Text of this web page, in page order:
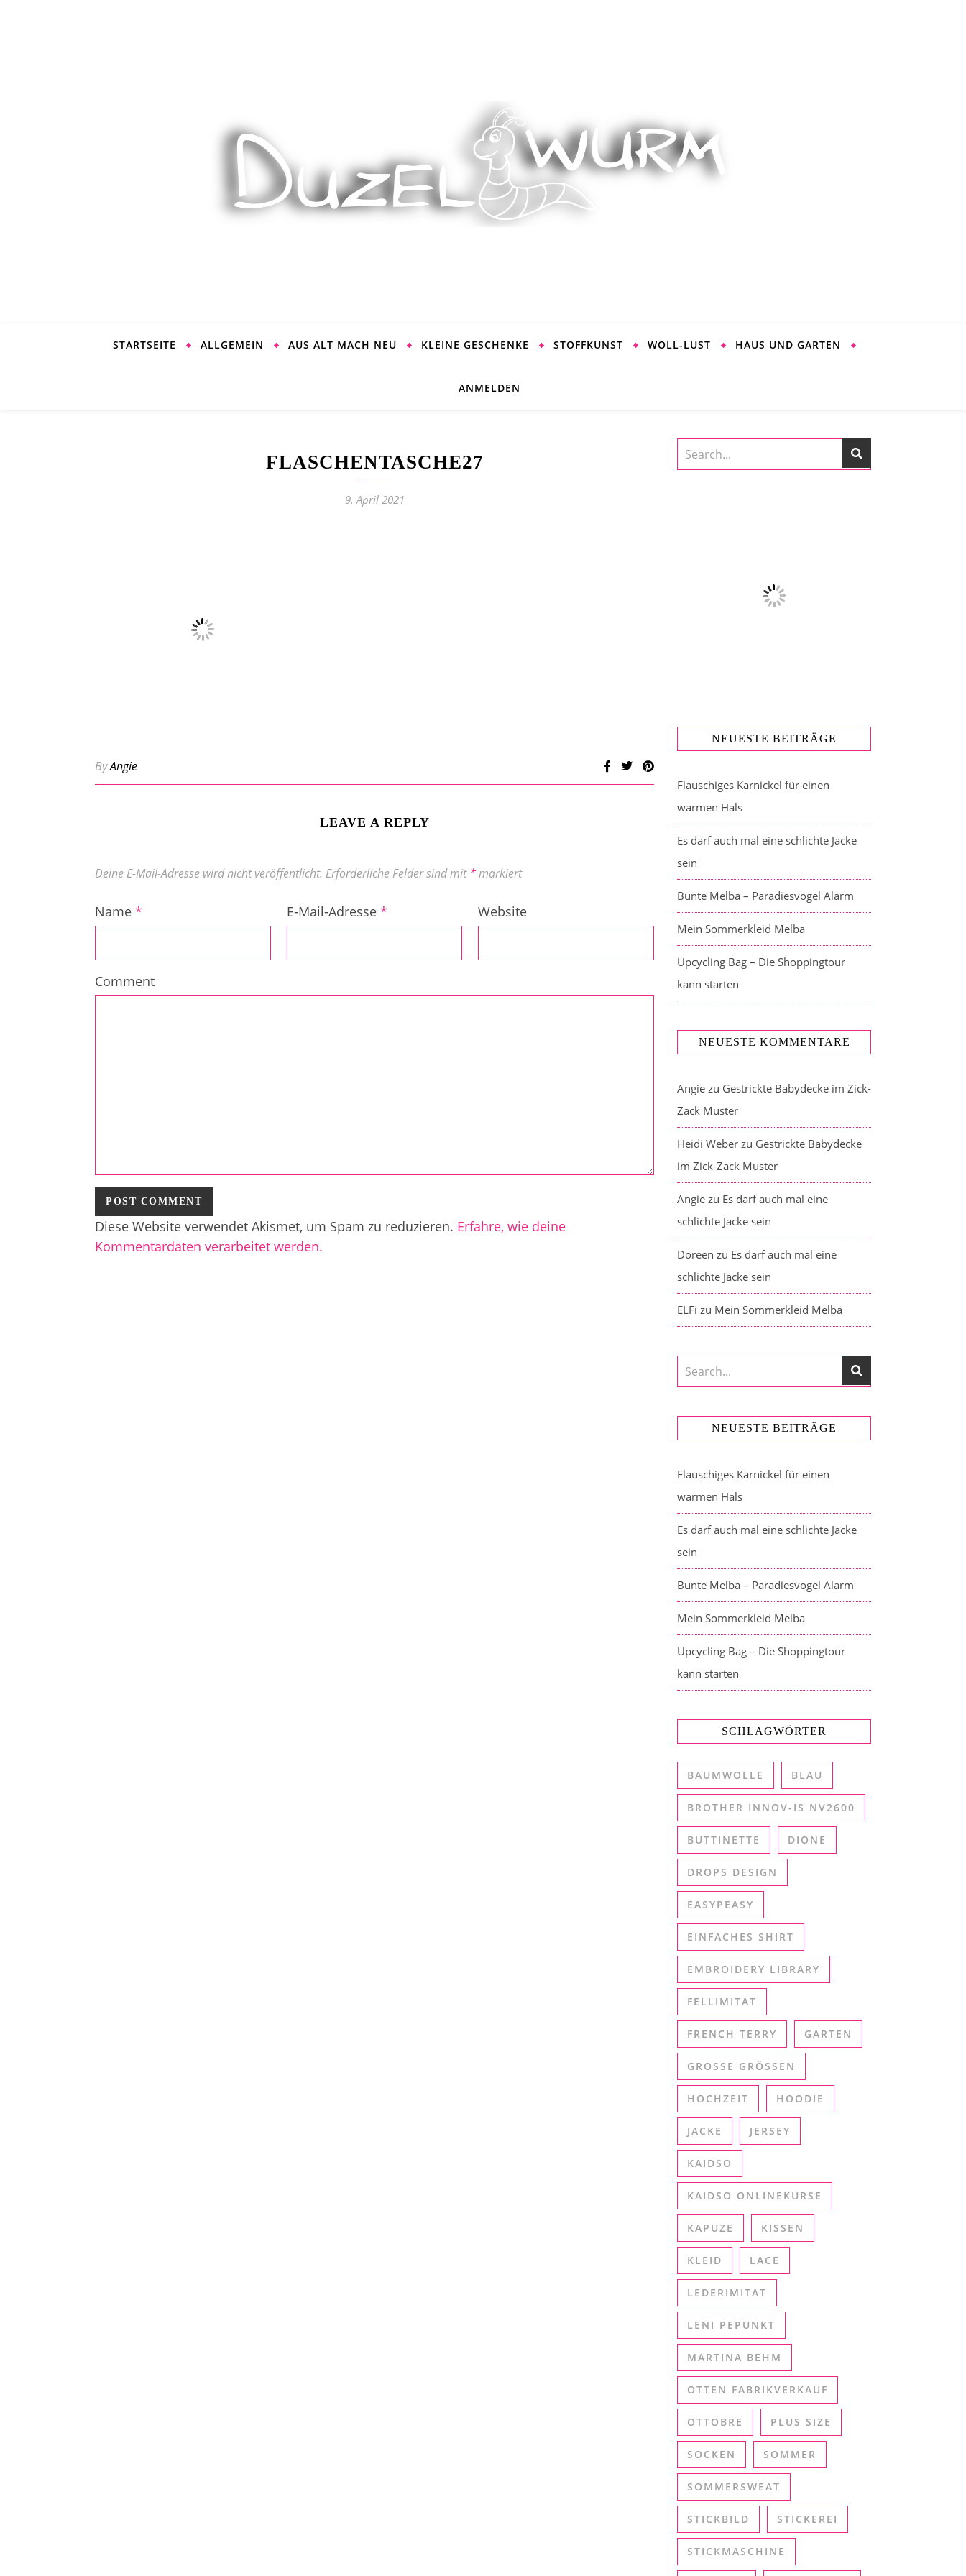
STARTSEITE ALLGEMEIN AUS ALT MACH NEU KLEINE GESCHENKE STOFFKUNST WOLL-LUST HAUS UND GARTEN
ANMELDEN
FLASCHENTASCHE27
9. April 2021
ByAngie
LEAVE A REPLY
Deine E-Mail-Adresse wird nicht veröffentlicht. Erforderliche Felder sind mit*markiert
Name * E-Mail-Adresse * Website
Comment
Diese Website verwendet Akismet, um Spam zu reduzieren. Erfahre, wie deine
Kommentardaten verarbeitet werden.
NEUESTE BEITRÄGE
Flauschiges Karnickel für einen
warmen Hals
Es darf auch mal eine schlichte Jacke
sein
Bunte Melba – Paradiesvogel Alarm
Mein Sommerkleid Melba
Upcycling Bag – Die Shoppingtour
kann starten
NEUESTE KOMMENTARE
Angie zu Gestrickte Babydecke im Zick-
Zack Muster
Heidi Weber zu Gestrickte Babydecke
im Zick-Zack Muster
Angie zu Es darf auch mal eine
schlichte Jacke sein
Doreen zu Es darf auch mal eine
schlichte Jacke sein
ELFi zu Mein Sommerkleid Melba
NEUESTE BEITRÄGE
Flauschiges Karnickel für einen
warmen Hals
Es darf auch mal eine schlichte Jacke
sein
Bunte Melba – Paradiesvogel Alarm
Mein Sommerkleid Melba
Upcycling Bag – Die Shoppingtour
kann starten
SCHLAGWÖRTER
BAUMWOLLE BLAU
BROTHER INNOV-IS NV2600
BUTTINETTE DIONE
DROPS DESIGN
EASYPEASY
EINFACHES SHIRT
EMBROIDERY LIBRARY
FELLIMITAT
FRENCH TERRY GARTEN
GROSSE GRÖSSEN
HOCHZEIT HOODIE
JACKE JERSEY
KAIDSO
KAIDSO ONLINEKURSE
KAPUZE KISSEN
KLEID LACE
LEDERIMITAT
LENI PEPUNKT
MARTINA BEHM
OTTEN FABRIKVERKAUF
OTTOBRE PLUS SIZE
SOCKEN SOMMER
SOMMERSWEAT
STICKBILD STICKEREI
STICKMASCHINE